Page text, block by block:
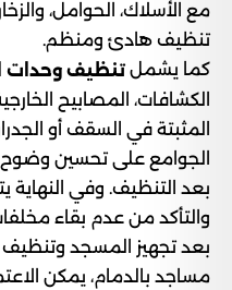
مع الأسلاك، الحوامل،
تنظيف هادئ ومنظم.
كما يشملتنظيف وحدات
الكشافات، المصابيح
المثبتة في السقف أو
الجوامع على تحسين وضوح
بعد التنظيف. وفي
والتأكد من عدم بقاء
بعد تجهيز المسجد
مساجد بالدمام، يمكن